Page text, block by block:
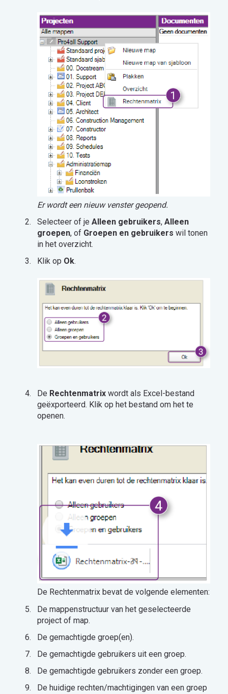
Er wordt een nieuw venster geopend.
Selecteer of je Alleen gebruikers, Alleen
groepen, of Groepen en gebruikers wil tonen
in het overzicht.
Klik op Ok.
De Rechtenmatrix wordt als Excel-bestand
geëxporteerd. Klik op het bestand om het te
openen.
De Rechtenmatrix bevat de volgende elementen:
De mappenstructuur van het geselecteerde
project of map.
De gemachtigde groep(en).
De gemachtigde gebruikers uit een groep.
De gemachtigde gebruikers zonder een groep.
De huidige rechten/machtigingen van een groep